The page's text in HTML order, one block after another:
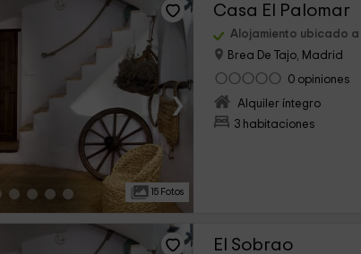
›
15 Fotos
Casa El Palomar
Alojamiento ubicado a
Brea De Tajo, Madrid
0 opiniones
Alquiler íntegro
3 habitaciones
El Sobrao